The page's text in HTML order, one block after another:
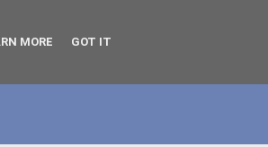
MORE GOT IT